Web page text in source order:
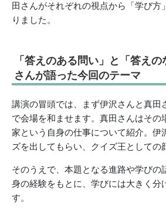
田さんがそれぞれの視点から「学び方
りました。
「答えのある問い」と「答え
さんが語った今回のテーマ
講演の冒頭では、まず伊沢さんと真田
で会場を和ませます。真田さんはその
家という自身の仕事について紹介。伊
ズを出してもらい、クイズ王としての
そのうえで、本題となる進路や学びの
身の経験をもとに、学びには大きく分
す。